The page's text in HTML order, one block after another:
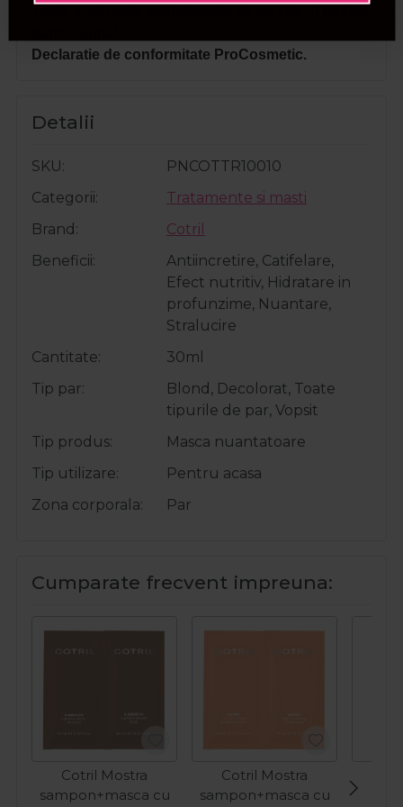
Declaratie de conformitate ProCosmetic.
Detalii
SKU
PNCOTTR10010
Categorii
Tratamente si masti
Brand
Cotril
Beneficii
Antiincretire, Catifelare,
Efect nutritiv, Hidratare in
profunzime, Nuantare,
Stralucire
Cantitate
30ml
Tip par
Blond, Decolorat, Toate
tipurile de par, Vopsit
Tip produs
Masca nuantatoare
Tip utilizare
Pentru acasa
Zona corporala
Par
Cumparate frecvent impreuna:
Cotril Mostra
sampon+masca cu
Cotril Mostra
sampon+masca cu